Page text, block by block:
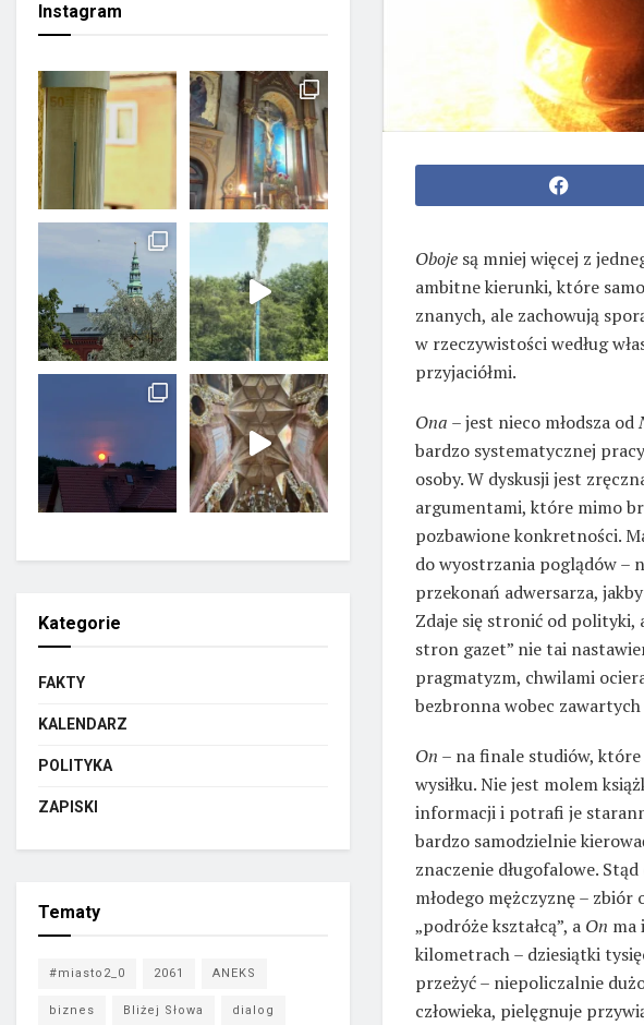
Oboje są mniej więcej z
ambitne kierunki, które
znanych, ale zachowują
w rzeczywistości według
przyjaciółmi.
Ona – jest nieco młodsza od
bardzo systematycznej
osoby. W dyskusji jest
argumentami, które mimo
pozbawione konkretności.
do wyostrzania poglądów –
przekonań adwersarza,
Zdaje się stronić od polityki,
stron gazet” nie tai
pragmatyzm, chwilami
bezbronna wobec
On – na finale studiów,
wysiłku. Nie jest molem
informacji i potrafi je
bardzo samodzielnie
znaczenie długofalowe.
młodego mężczyznę –
„podróże kształcą”, a On ma
kilometrach – dziesiątki
przeżyć – niepoliczalnie
człowieka, pielęgnuje
Instagram
Kategorie
FAKTY
KALENDARZ
POLITYKA
ZAPISKI
Tematy
#miasto2_0 2061 ANEKS
biznes Bliżej Słowa dialog